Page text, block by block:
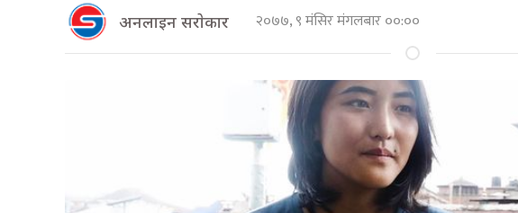
अनलाइन सराेकार २०७७, ९ मंसिर मंगलबार ००:००